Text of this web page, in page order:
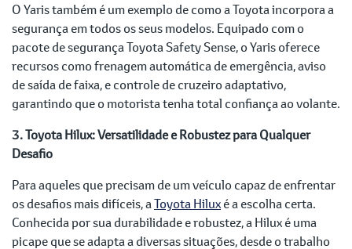
O Yaris também é um exemplo de como a Toyota incorpora a
segurança em todos os seus modelos. Equipado com o
pacote de segurança Toyota Safety Sense, o Yaris oferece
recursos como frenagem automática de emergência, aviso
de saída de faixa, e controle de cruzeiro adaptativo,
garantindo que o motorista tenha total confiança ao volante.
3. Toyota Hilux: Versatilidade e Robustez para Qualquer
Desafio
Para aqueles que precisam de um veículo capaz de enfrentar
os desafios mais difíceis, aToyota Hiluxé a escolha certa.
Conhecida por sua durabilidade e robustez, a Hilux é uma
picape que se adapta a diversas situações, desde o trabalho